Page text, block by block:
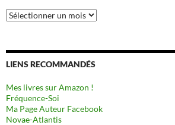
Archives
LIENS RECOMMANDÉS
Mes livres sur Amazon !
Fréquence-Soi
Ma Page Auteur Facebook
Novae-Atlantis